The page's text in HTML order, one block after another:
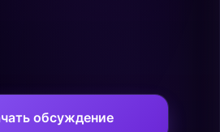
обсуждение